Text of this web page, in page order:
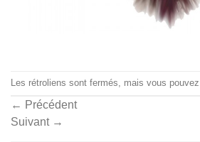
Les rétroliens sont fermés, mais vous pouvez
← Précédent
Suivant →